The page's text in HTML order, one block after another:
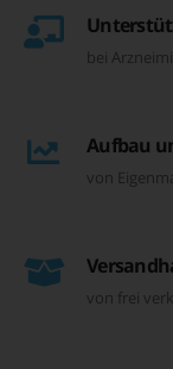
bei
Aufbau
von
von frei